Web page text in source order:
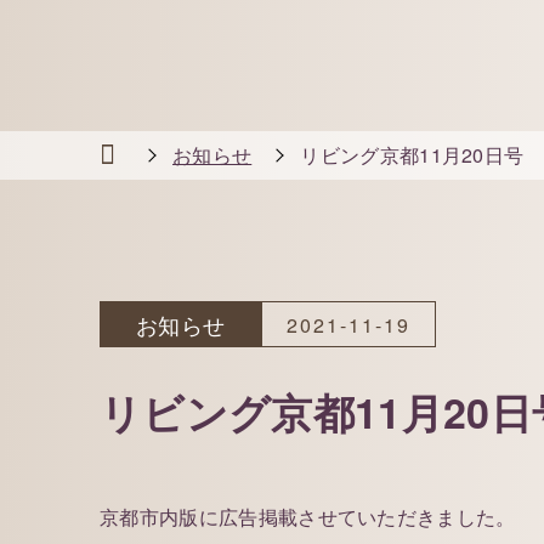
お知らせ リビング京都11月20日号
お知らせ 2021-11-19
リビング京都11月20日
京都市内版に広告掲載させていただきました。